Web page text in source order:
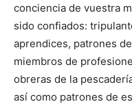
conciencia de vuestra
sido confiados:
aprendices, patrones
miembros de
obreras de la
así como patrones de